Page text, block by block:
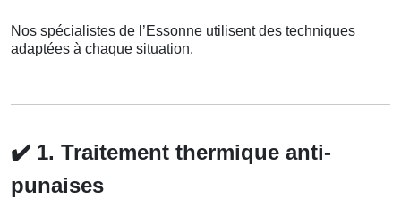
Nos spécialistes de l’Essonne utilisent des techniques
adaptées à chaque situation.
✔️ 1. Traitement thermique anti-
punaises